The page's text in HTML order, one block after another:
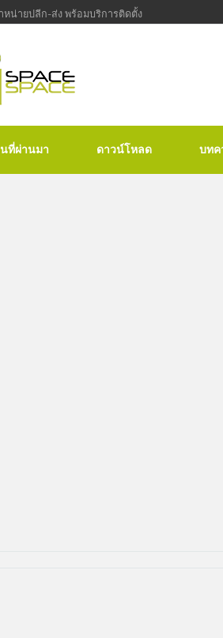
น่ายปลีก-ส่ง พร้อมบริการติดตั้ง
ที่ผ่านมา ดาวน์โหลด บทค